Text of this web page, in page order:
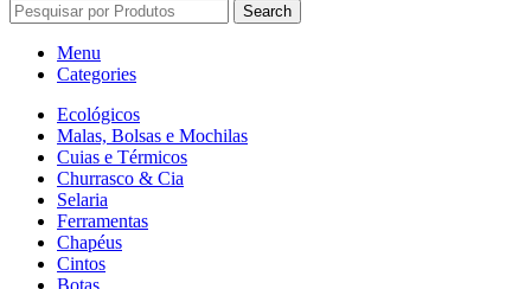
Search
Menu
Categories
Ecológicos
Malas, Bolsas e Mochilas
Cuias e Térmicos
Churrasco & Cia
Selaria
Ferramentas
Chapéus
Cintos
Botas